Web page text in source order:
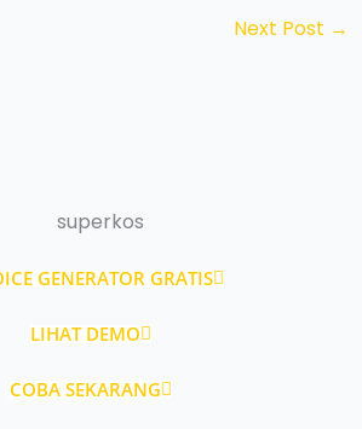
Next Post →
GENERATOR GRATIS
LIHAT DEMO
COBA SEKARANG